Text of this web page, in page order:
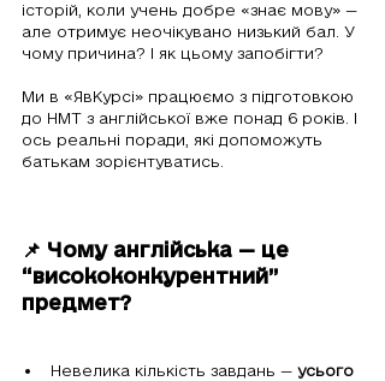
історій, коли учень добре «знає мову» —
але отримує неочікувано низький бал. У
чому причина? І як цьому запобігти?
Ми в «ЯвКурсі» працюємо з підготовкою
до НМТ з англійської вже понад 6 років. І
ось реальні поради, які допоможуть
батькам зорієнтуватись.
📌 Чому англійська — це
“висококонкурентний”
предмет?
Невелика кількість завдань — усього